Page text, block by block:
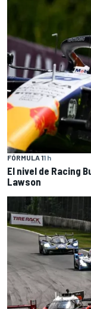
FÓRMULA 11 h
El nivel de Racing
Lawson